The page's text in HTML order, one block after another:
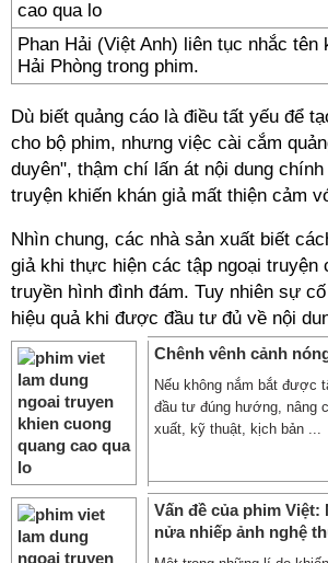
Phan Hải (Việt Anh) liên tục nhắc tên
Hải Phòng trong phim.
Dù biết quảng cáo là điều tất yếu để
cho bộ phim, nhưng việc cài cắm
duyên", thậm chí lấn át nội dung
truyện khiến khán giả mất thiện cảm
Nhìn chung, các nhà sản xuất biết
giả khi thực hiện các tập ngoại truyện
truyền hình đình đám. Tuy nhiên sự
hiệu quả khi được đầu tư đủ về nội
Chênh vênh cảnh
Nếu không nắm bắt được
đầu tư đúng hướng, nâng
xuất, kỹ thuật, kịch bản ...
Vấn đề của phim Việt:
nửa nhiếp ảnh nghệ